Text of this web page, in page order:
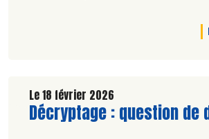
nouvelle fois son soutien à la série
documentaireImmersion : une
Le 18 février 2026
Lire la suite de l'article
Décryptage : question de